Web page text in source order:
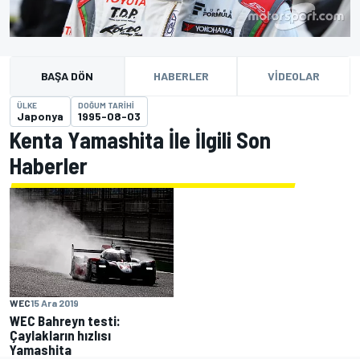
BAŞA DÖN HABERLER VIDEOLAR
ÜLKE
Japonya
DOĞUM TARIHI
1995-08-03
Kenta Yamashita İle İlgili Son
Haberler
WEC15 Ara 2019
WEC Bahreyn testi:
Çaylakların hızlısı
Yamashita